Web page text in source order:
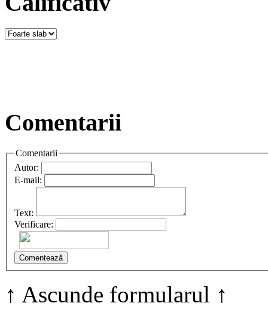
Comentarii
Comentarii
Autor:
E-mail:
Text:
Verificare:
Comentează
↑ Ascunde formularul ↑